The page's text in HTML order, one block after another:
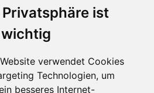
Privatsphäre ist
verwendet Cookies
Technologien, um
besseres Internet-
LINKS
Über uns